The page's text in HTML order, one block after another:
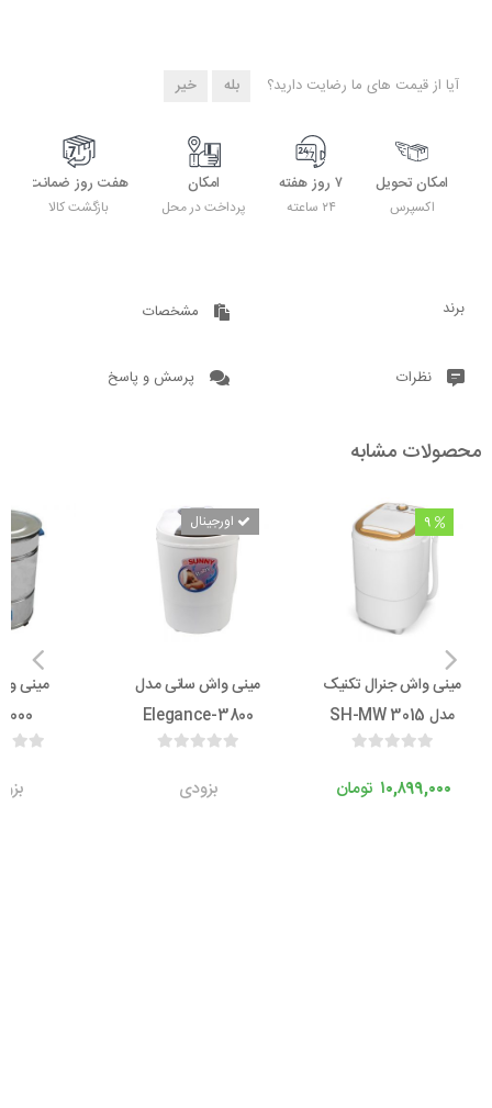
آیا از قیمت های ما رضایت دارید؟ بله خیر
امکان تحویل
اکسپرس
۷ روز هفته
۲۴ ساعته
امکان
پرداخت در محل
هفت روز ضمانت
بازگشت کالا
برند مشخصات
نظرات پرسش و پاسخ
محصولات مشابه
9
مینی واش جنرال تکنیک
مدل SH-MW 3015
تومان ۱۰,۸۹۹,۰۰۰
اورجینال
مینی واش سانی مدل
Elegance-3800
بزودی
مینی